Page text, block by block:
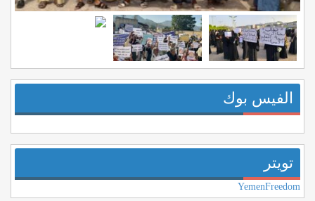
الفيس بوك
تويتر
YemenFreedom